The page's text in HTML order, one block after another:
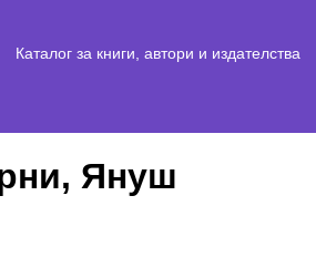
Каталог за книги, автори и издателства
Януш